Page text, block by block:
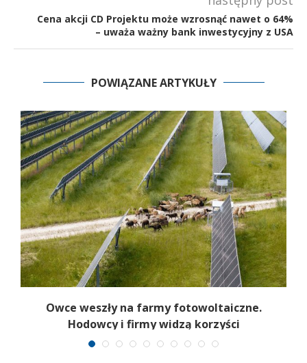
Cena akcji CD Projektu może wzrosnąć nawet o 64%
– uważa ważny bank inwestycyjny z USA
POWIĄZANE ARTYKUŁY
Owce weszły na farmy fotowoltaiczne.
Hodowcy i firmy widzą korzyści